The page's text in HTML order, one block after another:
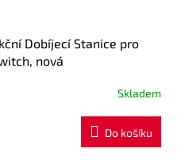
Dobíjecí Stanice pro
nová
Skladem
Do košíku